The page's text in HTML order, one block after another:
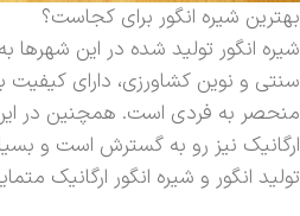
بهترین شیره انگور برای کجاست؟
شیره انگور تولید شده در این شهرها
سنتی و نوین کشاورزی، دارای کیفیت
منحصر به فردی است. همچنین در
ارگانیک نیز رو به گسترش است و
تولید انگور و شیره انگور ارگانیک